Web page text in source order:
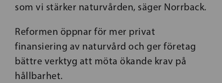
som vi stärker naturvården, säger Norrback.
Reformen öppnar för mer privat
finansiering av naturvård och ger företag
bättre verktyg att möta ökande krav på
hållbarhet.